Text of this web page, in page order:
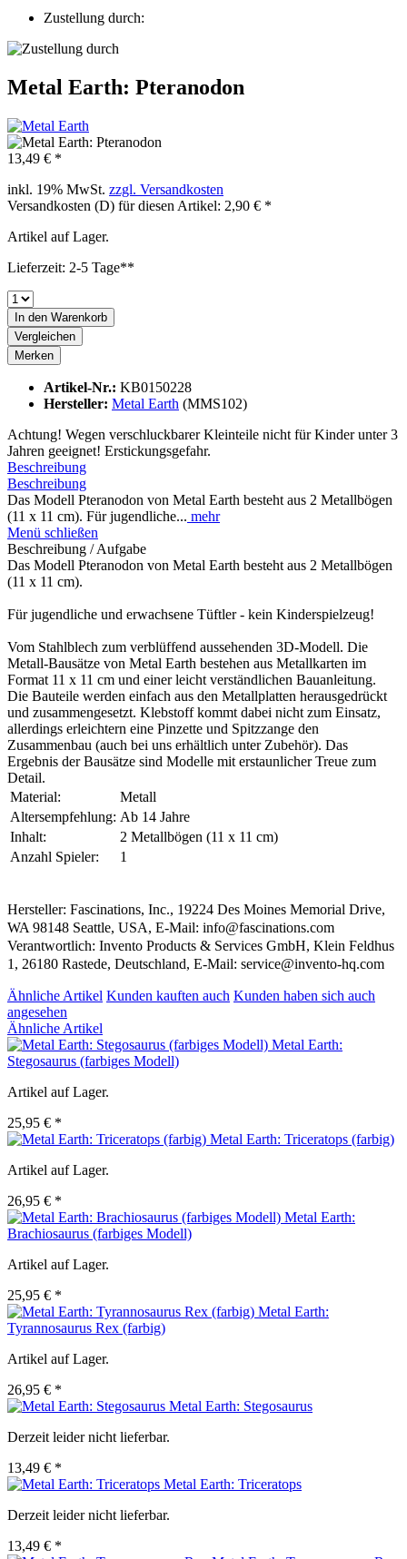
Zustellung durch:
Metal Earth: Pteranodon
13,49 € *
inkl. 19% MwSt. zzgl. Versandkosten
Versandkosten (D) für diesen Artikel: 2,90 € *
Artikel auf Lager.
Lieferzeit: 2-5 Tage**
In den Warenkorb
Vergleichen
Merken
Artikel-Nr.: KB0150228
Hersteller: Metal Earth (MMS102)
Achtung! Wegen verschluckbarer Kleinteile nicht für Kinder unter 3
Jahren geeignet! Erstickungsgefahr.
Beschreibung
Beschreibung
Das Modell Pteranodon von Metal Earth besteht aus 2 Metallbögen
(11 x 11 cm). Für jugendliche... mehr
Menü schließen
Beschreibung / Aufgabe
Das Modell Pteranodon von Metal Earth besteht aus 2 Metallbögen
(11 x 11 cm).
Für jugendliche und erwachsene Tüftler - kein Kinderspielzeug!
Vom Stahlblech zum verblüffend aussehenden 3D-Modell. Die
Metall-Bausätze von Metal Earth bestehen aus Metallkarten im
Format 11 x 11 cm und einer leicht verständlichen Bauanleitung.
Die Bauteile werden einfach aus den Metallplatten herausgedrückt
und zusammengesetzt. Klebstoff kommt dabei nicht zum Einsatz,
allerdings erleichtern eine Pinzette und Spitzzange den
Zusammenbau (auch bei uns erhältlich unter Zubehör). Das
Ergebnis der Bausätze sind Modelle mit erstaunlicher Treue zum
Detail.
Material:
Metall
Altersempfehlung: Ab 14 Jahre
Inhalt:
2 Metallbögen (11 x 11 cm)
Anzahl Spieler:
1
Hersteller: Fascinations, Inc., 19224 Des Moines Memorial Drive,
WA 98148 Seattle, USA, E-Mail: info@fascinations.com
Verantwortlich: Invento Products & Services GmbH, Klein Feldhus
1, 26180 Rastede, Deutschland, E-Mail: service@invento-hq.com
Ähnliche Artikel Kunden kauften auch Kunden haben sich auch
angesehen
Ähnliche Artikel
Metal Earth:
Stegosaurus (farbiges Modell)
Artikel auf Lager.
25,95 € *
Metal Earth: Triceratops (farbig)
Artikel auf Lager.
26,95 € *
Metal Earth:
Brachiosaurus (farbiges Modell)
Artikel auf Lager.
25,95 € *
Metal Earth:
Tyrannosaurus Rex (farbig)
Artikel auf Lager.
26,95 € *
Metal Earth: Stegosaurus
Derzeit leider nicht lieferbar.
13,49 € *
Metal Earth: Triceratops
Derzeit leider nicht lieferbar.
13,49 € *